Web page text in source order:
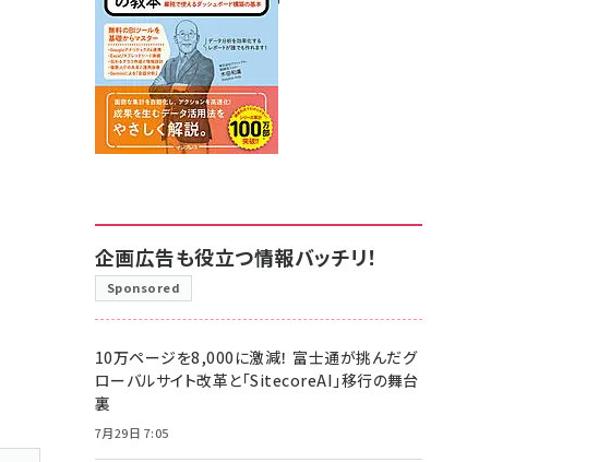
7月31日 10:00
企画広告も役立つ情報バッチリ！
Sponsored
10万ページを8,000に激減！ 富士通が挑んだグ
ローバルサイト改革と「SitecoreAI」移行の舞台
裏
7月29日 7:05